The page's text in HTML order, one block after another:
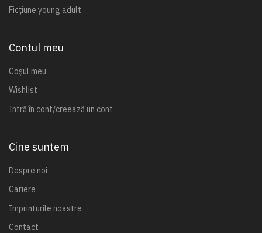
Ficțiune young adult
Contul meu
Coșul meu
Wishlist
Intră în cont/creează un cont
Cine suntem
Despre noi
Cariere
Imprinturile noastre
Contact